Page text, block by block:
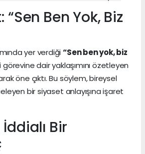
“Sen Ben Yok, Biz
yer verdiği“Sen ben yok, biz
dair yaklaşımını özetleyen
öne çıktı. Bu söylem, bireysel
bir siyaset anlayışına işaret
Bir